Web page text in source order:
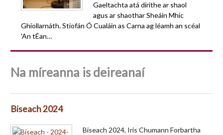
Gaeltachta atá dírithe ar shaol
agus ar shaothar Sheáin Mhic
Ghiollarnáth. Stiofán Ó Cualáin as Carna ag léamh an scéal
'An tÉan…
Na míreanna is deireanaí
Biseach 2024
Biseach 2024, Iris Chumann Forbartha